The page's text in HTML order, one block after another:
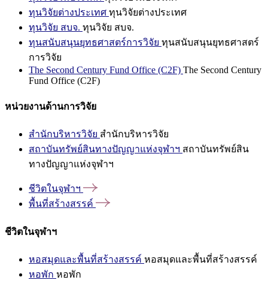
ทุนวิจัยต่างประเทศ ทุนวิจัยต่างประเทศ
ทุนวิจัย สบจ. ทุนวิจัย สบจ.
ทุนสนับสนุนยุทธศาสตร์การวิจัย ทุนสนับสนุนยุทธศาสตร์
การวิจัย
The Second Century Fund Office (C2F) The Second Century
Fund Office (C2F)
หน่วยงานด้านการวิจัย
สำนักบริหารวิจัย สำนักบริหารวิจัย
สถาบันทรัพย์สินทางปัญญาแห่งจุฬาฯ สถาบันทรัพย์สิน
ทางปัญญาแห่งจุฬาฯ
ชีวิตในจุฬาฯ
พื้นที่สร้างสรรค์
ชีวิตในจุฬาฯ
หอสมุดและพื้นที่สร้างสรรค์ หอสมุดและพื้นที่สร้างสรรค์
หอพัก หอพัก